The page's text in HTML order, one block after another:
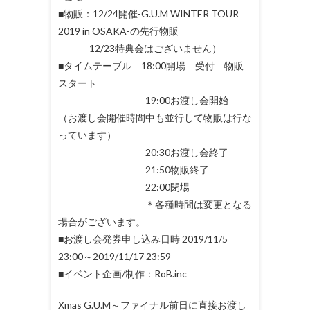
■物販：12/24開催-G.U.M WINTER TOUR
2019 in OSAKA-の先行物販
12/23特典会はございません）
■タイムテーブル 18:00開場 受付 物販
スタート
19:00お渡し会開始
（お渡し会開催時間中も並行して物販は行な
っています）
20:30お渡し会終了
21:50物販終了
22:00閉場
＊各種時間は変更となる
場合がございます。
■お渡し会発券申し込み日時 2019/11/5
23:00～2019/11/17 23:59
■イベント企画/制作：RoB.inc
Xmas G.U.M～ファイナル前日に直接お渡し